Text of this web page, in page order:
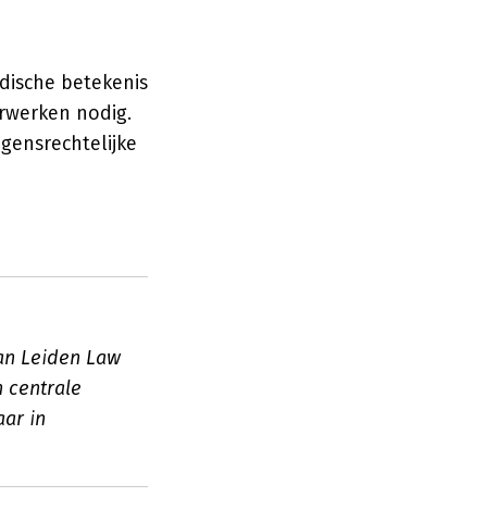
betekenis
nodig.
Leiden Law
centrale
in